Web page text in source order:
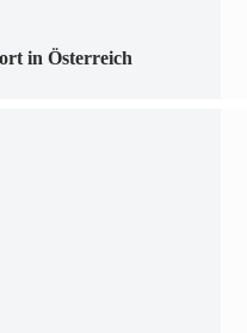
in Österreich